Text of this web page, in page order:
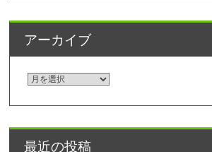
アーカイブ
ア
イ
ブ
最近の投稿